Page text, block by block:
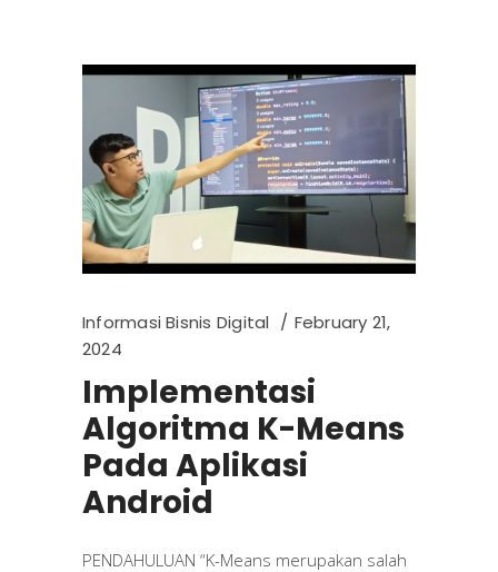
Informasi Bisnis Digital
February 21,
2024
Implementasi
Algoritma K-Means
Pada Aplikasi
Android
PENDAHULUAN “K-Means merupakan salah